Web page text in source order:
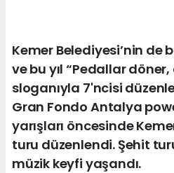
Kemer Belediyesi’nin de
ve bu yıl “Pedallar
sloganıyla 7'ncisi
Gran Fondo Antalya
yarışları öncesinde
turu düzenlendi. Şehit
müzik keyfi yaşandı.